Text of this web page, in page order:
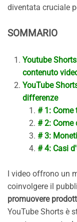
diventata cruciale
SOMMARIO
Youtube
contenuto
YouTube
differenze
# 1: Come
# 2: Come
# 3:
# 4: Casi
I video offrono un
coinvolgere il
promuovere
YouTube Shorts è